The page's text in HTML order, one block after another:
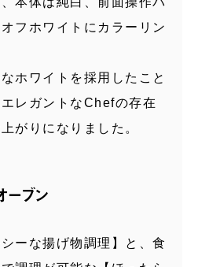
フホワイトにカラーリン
ホワイトを採用したこと
レガントなChefの存在
がりになりました。
ーブン
ーな揚げ物調理】と、食